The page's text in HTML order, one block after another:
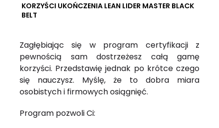
KORZYŚCI UKOŃCZENIA LEAN LIDER MASTER BLACK
BELT
Zagłębiając się w program certyfikacji z
pewnością sam dostrzeżesz całą gamę
korzyści. Przedstawię jednak po krótce czego
się nauczysz. Myślę, że to dobra miara
osobistych i firmowych osiągnięć.
Program pozwoli Ci: